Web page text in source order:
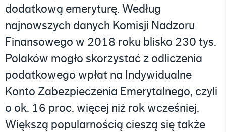
dodatkową emeryturę. Według
najnowszych danych Komisji Nadzoru
Finansowego w 2018 roku blisko 230 tys.
Polaków mogło skorzystać z odliczenia
podatkowego wpłat na Indywidualne
Konto Zabezpieczenia Emerytalnego, czyli
o ok. 16 proc. więcej niż rok wcześniej.
Większą popularnością cieszą się także